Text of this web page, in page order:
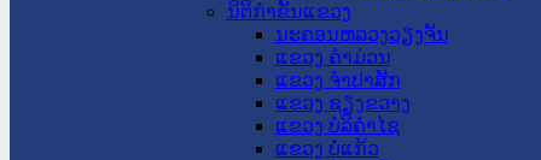
ນິຕິກໍາຂັ້ນແຂວງ
ນະ​ຄອນ​ຫລວງວຽງຈັນ
ແຂວງ ຄໍາມ່ວນ
ແຂວງ ຈໍາປາສັກ
ແຂວງ ຊຽງຂວາງ
ແຂວງ ບໍລິຄໍາໄຊ
ແຂວງ ບໍ່ແກ້ວ